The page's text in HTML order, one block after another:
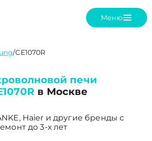
Меню
/CE1070R
печи
в Москве
Haier и другие бренды с
до 3-х лет